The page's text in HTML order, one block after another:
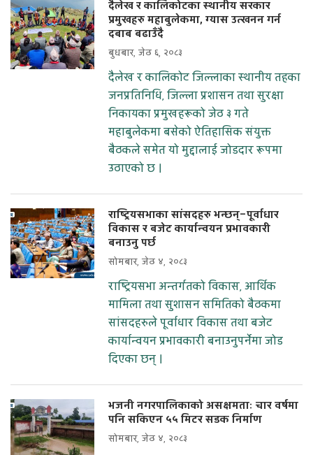
दैलेख र कालिकोटका स्थानीय सरकार
प्रमुखहरु महाबुलेकमा, ग्यास उत्खनन गर्न
दबाब बढाउँदै
बुधबार, जेठ ६, २०८३
दैलेख र कालिकोट जिल्लाका स्थानीय तहका
जनप्रतिनिधि, जिल्ला प्रशासन तथा सुरक्षा
निकायका प्रमुखहरूको जेठ ३ गते
महाबुलेकमा बसेको ऐतिहासिक संयुक्त
बैठकले समेत यो मुद्दालाई जोडदार रूपमा
उठाएको छ ।
राष्ट्रियसभाका सांसदहरु भन्छन्–पूर्वाधार
विकास र बजेट कार्यान्वयन प्रभावकारी
बनाउनु पर्छ
सोमबार, जेठ ४, २०८३
राष्ट्रियसभा अन्तर्गतको विकास, आर्थिक
मामिला तथा सुशासन समितिको बैठकमा
सांसदहरुले पूर्वाधार विकास तथा बजेट
कार्यान्वयन प्रभावकारी बनाउनुपर्नेमा जोड
दिएका छन् ।
भजनी नगरपालिकाको असक्षमताः चार वर्षमा
पनि सकिएन ५५ मिटर सडक निर्माण
सोमबार, जेठ ४, २०८३